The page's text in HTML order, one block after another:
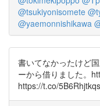
@tsukiyonisomete
@yaemonnishikawa
書いてなかったけど
ーから借りました。
https://t.co/